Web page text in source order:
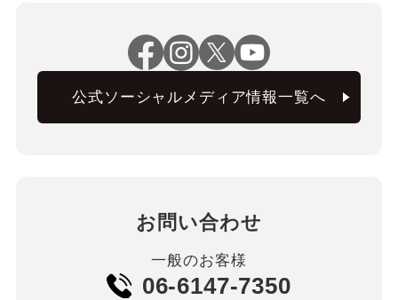
公式ソーシャルメディア情報一覧へ
お問い合わせ
一般のお客様
06-6147-7350